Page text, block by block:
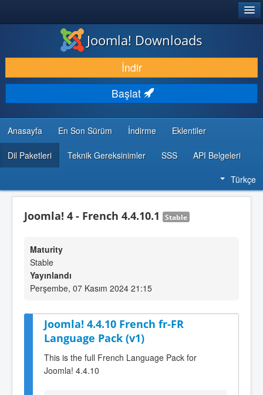
İNDIR & GENIŞLET
KEŞFET & ÖĞREN
TOPLULUK & DESTEK
GELIŞTIRICI KAYNAKLARI
Joomla! Downloads
İndir
Başlat
Anasayfa En Son Sürüm İndirme Eklentiler
Dil Paketleri Teknik Gereksinimler SSS API Belgeleri
Türkçe
Joomla! 4 - French 4.4.10.1 Stable
Maturity
Stable
Yayınlandı
Perşembe, 07 Kasım 2024 21:15
Joomla! 4.4.10 French fr-FR
Language Pack (v1)
This is the full French Language Pack for
Joomla! 4.4.10